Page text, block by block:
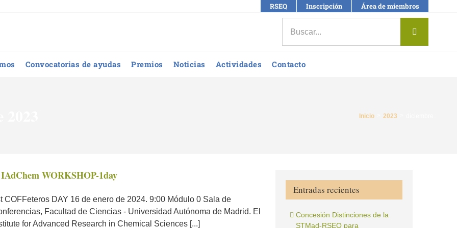
RSEQ Inscripción Área de miembros
Convocatorias de ayudas Premios Noticias Actividades Contacto
Inicio 2023
WORKSHOP-1day
COFFeteros DAY 16 de enero de 2024. 9:00 Módulo 0 Sala de
Facultad de Ciencias - Universidad Autónoma de Madrid. El
for Advanced Research in Chemical Sciences [...]
Entradas recientes
Concesión Distinciones de la
STMad-RSEQ para